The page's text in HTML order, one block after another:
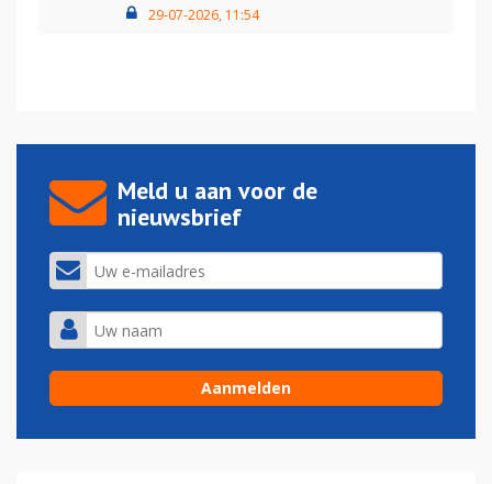
29-07-2026, 11:54
Meld u aan voor de
nieuwsbrief